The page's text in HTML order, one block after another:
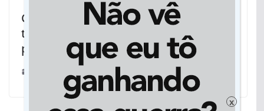
Campo Grande: Comunidade Tia Eva
tem cinema, memória e
pertencimento ao público quilombola
x